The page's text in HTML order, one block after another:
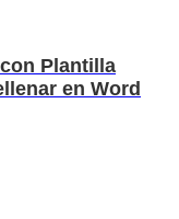
Plantilla
en Word